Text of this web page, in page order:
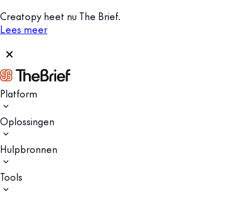
Creatopy heet nu The Brief.
Lees meer
Platform
Oplossingen
Hulpbronnen
Tools